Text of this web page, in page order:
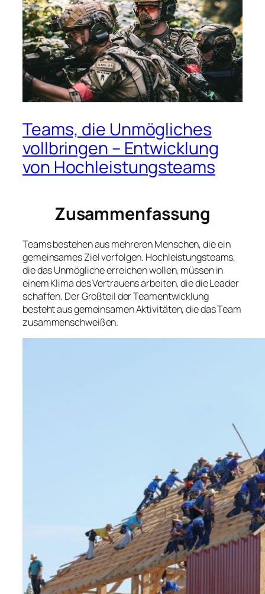
Teams, die Unmögliches
vollbringen – Entwicklung
von Hochleistungsteams
Zusammenfassung
Teams bestehen aus mehreren Menschen, die ein
gemeinsames Ziel verfolgen. Hochleistungsteams,
die das Unmögliche erreichen wollen, müssen in
einem Klima des Vertrauens arbeiten, die die Leader
schaffen. Der Großteil der Teamentwicklung
besteht aus gemeinsamen Aktivitäten, die das Team
zusammenschweißen.